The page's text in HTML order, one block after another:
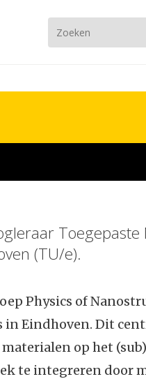
(TU/e).
Physics of
Eindhoven. Dit
op het
te integreren door